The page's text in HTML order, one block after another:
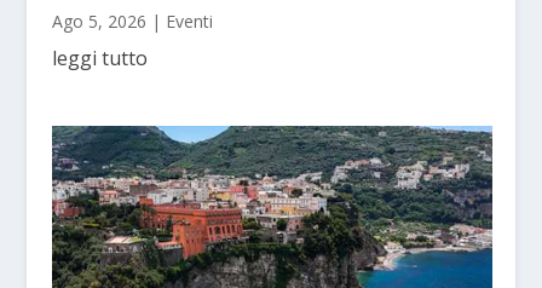
Ago 5, 2026 | Eventi
leggi tutto